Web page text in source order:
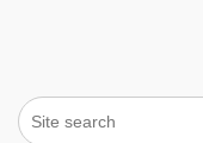
ゲ
ー